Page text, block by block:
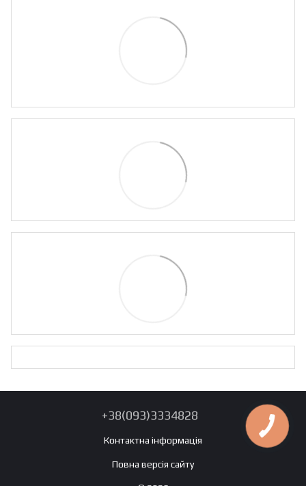
+38(093)3334828
Контактна інформація
Повна версія сайту